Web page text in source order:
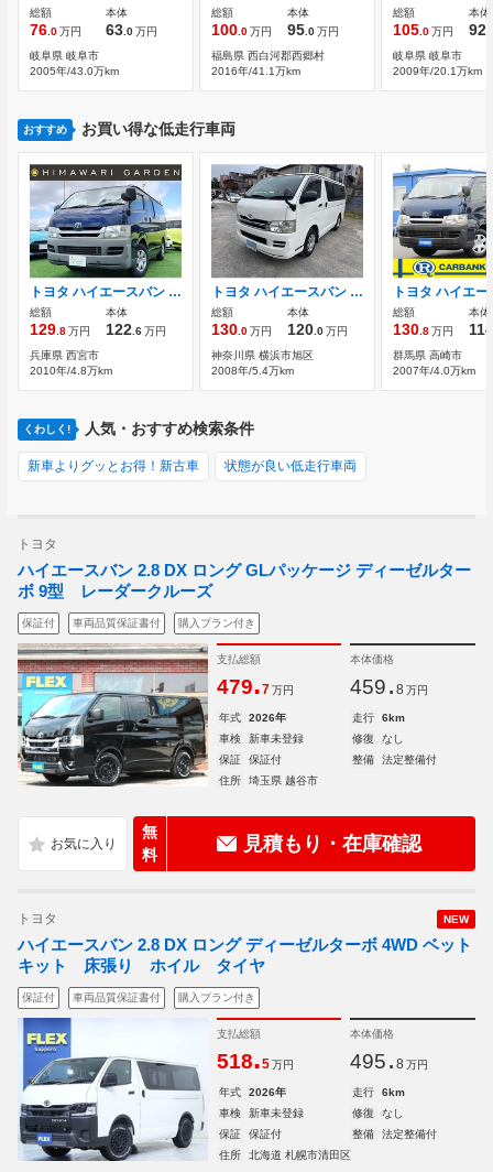
総額
76 .0万円
本体
63 .0万円
岐阜県 岐阜市
2005年/43.0万km
総額
100 .0万円
本体
95 .0万円
福島県 西白河郡西郷村
2016年/41.1万km
総額
105 .0万円
本体
92
岐阜県 岐阜市
2009年/20.1万km
おすすめ お買い得な低走行車両
トヨタ ハイエースバン 2.0 DX ロング 乗車定員3(9)人/純正AM・FMラジオ/ETC/スラ
総額
129.8万円
本体
122.6万円
兵庫県 西宮市
2010年/4.8万km
トヨタ ハイエースバン 2.0 DX ロング
総額
130.0万円
本体
120.0万円
神奈川県 横浜市旭区
2008年/5.4万km
総額
130.8万円
本体
114
群馬県 高崎市
2007年/4.0万km
くわしく! 人気・おすすめ検索条件
新車よりグッとお得！新古車 状態が良い低走行車両
トヨタ
ハイエースバン 2.8 DX ロング GLパッケージ ディーゼルター
ボ 9型 レーダークルーズ
保証付 車両品質保証書付 購入プラン付き
支払総額
479.7 万円
本体価格
459. 8 万円
年式 2026年 走行
6km
車検
新車未登録 修復
なし
保証
保証付 整備
法定整備付
住所
埼玉県 越谷市
無
料
見積もり・在庫確認
NEW
トヨタ
ハイエースバン 2.8 DX ロング ディーゼルターボ 4WD ベット
キット 床張り ホイル タイヤ
保証付 車両品質保証書付 購入プラン付き
支払総額
518.5 万円
本体価格
495. 8 万円
年式 2026年 走行
6km
車検
新車未登録 修復
なし
保証
保証付 整備
法定整備付
住所
北海道 札幌市清田区